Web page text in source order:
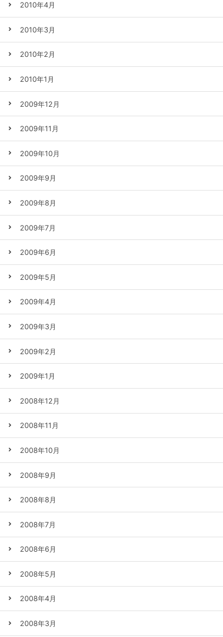
2010年4月
2010年3月
2010年2月
2010年1月
2009年12月
2009年11月
2009年10月
2009年9月
2009年8月
2009年7月
2009年6月
2009年5月
2009年4月
2009年3月
2009年2月
2009年1月
2008年12月
2008年11月
2008年10月
2008年9月
2008年8月
2008年7月
2008年6月
2008年5月
2008年4月
2008年3月